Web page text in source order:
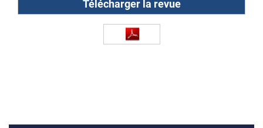
Télécharger la revue